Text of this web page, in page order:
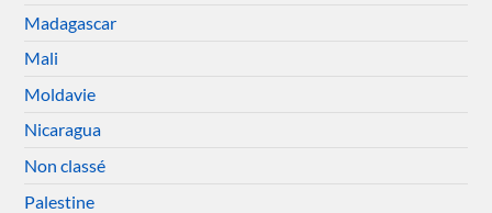
Madagascar
Mali
Moldavie
Nicaragua
Non classé
Palestine